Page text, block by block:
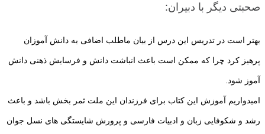
صحبتی دیگر با دبیران:
بهتر است در تدریس این درس از بیان ماطلب اضافی به دانش آموزان
پرهیز کرد چرا که ممکن است باعث انباشت دانش و فرسایش ذهنی دانش
آموز شود.
امیدواریم آموزش این کتاب برای فرزندان این ملت ثمر بخش باشد و باعث
رشد و شکوفایی زبان و ادبیات فارسی و پرورش شایستگی های نسل جوان